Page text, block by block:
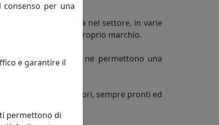
anni di esperienza nel settore, in varie
del successo del proprio marchio.
di vendita, che ne permettono una
esperti collaboratori, sempre pronti ed
per una
e garantire il
permettono di